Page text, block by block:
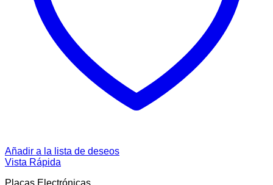
Añadir a la lista de deseos
Vista Rápida